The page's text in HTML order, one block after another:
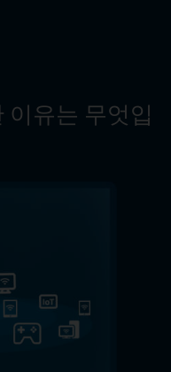
이유는 무엇입